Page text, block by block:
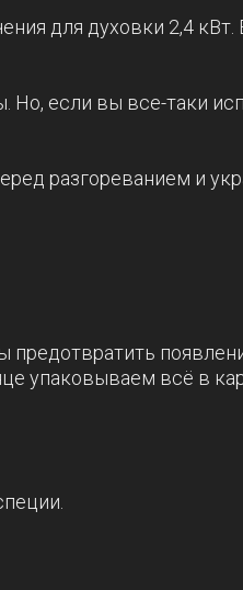
для духовки 2,4
если вы все-таки
разгореванием и
упаковываем всё в